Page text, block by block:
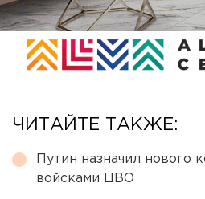
ЧИТАЙТЕ ТАКЖЕ:
Путин назначил нового
войсками ЦВО